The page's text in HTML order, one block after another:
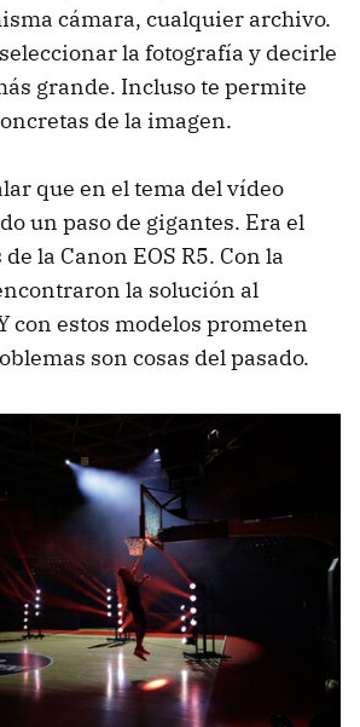
cámara, cualquier archivo.
la fotografía y decirle
grande. Incluso te permite
de la imagen.
que en el tema del vídeo
un paso de gigantes. Era el
la Canon EOS R5. Con la
la solución al
con estos modelos prometen
son cosas del pasado.